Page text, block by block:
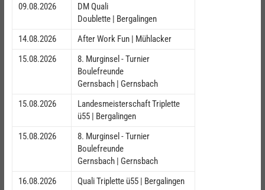
09.08.2026
DM Quali
Doublette | Bergalingen
14.08.2026
After Work Fun | Mühlacker
15.08.2026
8. Murginsel - Turnier
Boulefreunde
Gernsbach | Gernsbach
15.08.2026
Landesmeisterschaft Triplette
ü55 | Bergalingen
15.08.2026
8. Murginsel - Turnier
Boulefreunde
Gernsbach | Gernsbach
16.08.2026
Quali Triplette ü55 | Bergalingen